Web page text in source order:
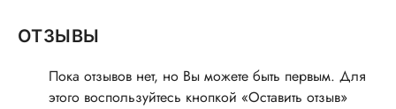
ОТЗЫВЫ
Пока отзывов нет, но Вы можете быть первым. Для
этого воспользуйтесь кнопкой «Оставить отзыв»